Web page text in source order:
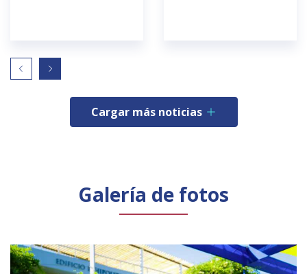
Cargar más noticias
Galería de fotos